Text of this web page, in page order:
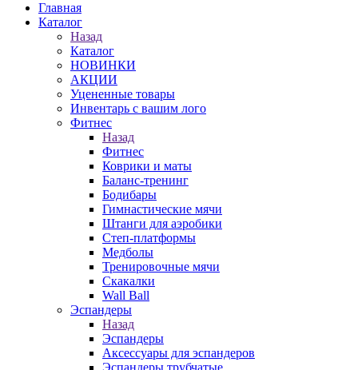
Главная
Каталог
Назад
Каталог
НОВИНКИ
АКЦИИ
Уцененные товары
Инвентарь с вашим лого
Фитнес
Назад
Фитнес
Коврики и маты
Баланс-тренинг
Бодибары
Гимнастические мячи
Штанги для аэробики
Степ-платформы
Медболы
Тренировочные мячи
Скакалки
Wall Ball
Эспандеры
Назад
Эспандеры
Аксессуары для эспандеров
Эспандеры трубчатые